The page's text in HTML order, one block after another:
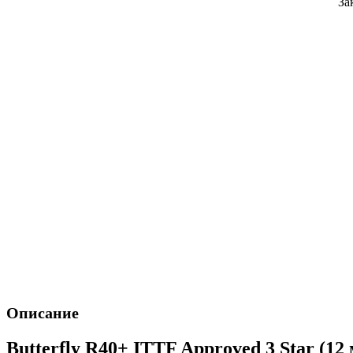
Описание
Butterfly R40+ ITTF Approved 3 Star (12